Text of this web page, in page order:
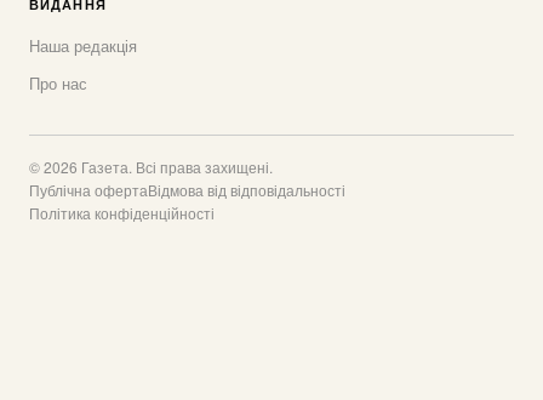
Наша редакція
Про нас
© 2026 Газета. Всі права захищені.
Публічна офертаВідмова від відповідальності
Політика конфіденційності